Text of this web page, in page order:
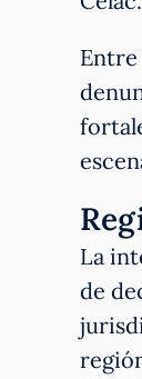
Entre
La
de